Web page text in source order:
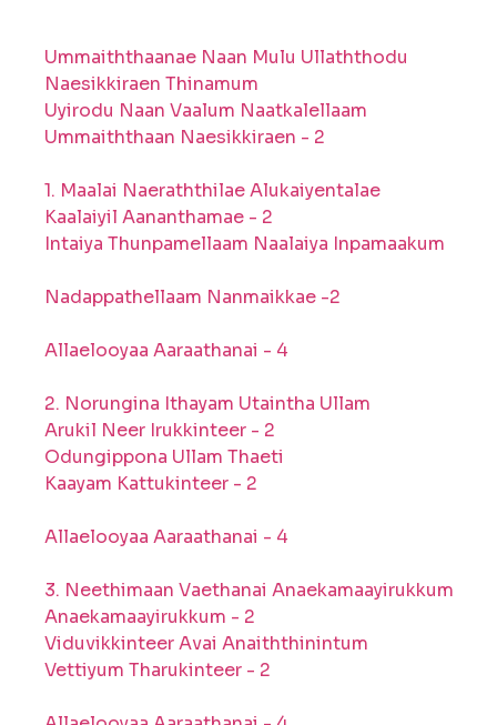
Ummaiththaanae Naan Mulu Ullaththodu
Naesikkiraen Thinamum
Uyirodu Naan Vaalum Naatkalellaam
Ummaiththaan Naesikkiraen - 2
1. Maalai Naeraththilae Alukaiyentalae
Kaalaiyil Aananthamae - 2
Intaiya Thunpamellaam Naalaiya Inpamaakum
Nadappathellaam Nanmaikkae -2
Allaelooyaa Aaraathanai - 4
2. Norungina Ithayam Utaintha Ullam
Arukil Neer Irukkinteer - 2
Odungippona Ullam Thaeti
Kaayam Kattukinteer - 2
Allaelooyaa Aaraathanai - 4
3. Neethimaan Vaethanai Anaekamaayirukkum
Anaekamaayirukkum - 2
Viduvikkinteer Avai Anaiththinintum
Vettiyum Tharukinteer - 2